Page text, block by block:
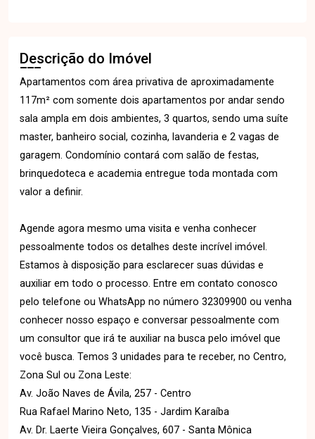
Descrição do Imóvel
Apartamentos com área privativa de aproximadamente
117m² com somente dois apartamentos por andar sendo
sala ampla em dois ambientes, 3 quartos, sendo uma suíte
master, banheiro social, cozinha, lavanderia e 2 vagas de
garagem. Condomínio contará com salão de festas,
brinquedoteca e academia entregue toda montada com
valor a definir.
Agende agora mesmo uma visita e venha conhecer
pessoalmente todos os detalhes deste incrível imóvel.
Estamos à disposição para esclarecer suas dúvidas e
auxiliar em todo o processo. Entre em contato conosco
pelo telefone ou WhatsApp no número 32309900 ou venha
conhecer nosso espaço e conversar pessoalmente com
um consultor que irá te auxiliar na busca pelo imóvel que
você busca. Temos 3 unidades para te receber, no Centro,
Zona Sul ou Zona Leste:
Av. João Naves de Ávila, 257 - Centro
Rua Rafael Marino Neto, 135 - Jardim Karaíba
Av. Dr. Laerte Vieira Gonçalves, 607 - Santa Mônica